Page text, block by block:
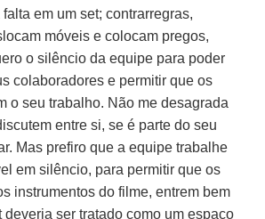
em um set; contrarregras,
móveis e colocam pregos,
o silêncio da equipe para poder
colaboradores e permitir que os
o seu trabalho. Não me desagrada
entre si, se é parte do seu
Mas prefiro que a equipe trabalhe
em silêncio, para permitir que os
instrumentos do filme, entrem bem
deveria ser tratado como um espaço